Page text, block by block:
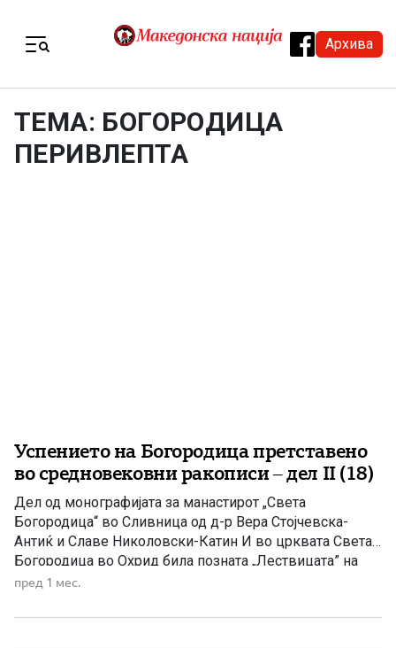
Архива
ТЕМА: БОГОРОДИЦА
ПЕРИВЛЕПТА
Успението на Богородица претставено
во средновековни ракописи – дел II (18)
Дел од монографијата за манастирот „Света
Богородица“ во Сливница од д-р Вера Стојчевска-
Антиќ и Славе Николовски-Катин И во црквата Света
Богородица во Охрид била позната „Лествицата” на
Јоан Лествичник, во 1360 година. Во неа биле
заостанува и црквата Света Богородица – Елеуса, во
пред 1 мес.